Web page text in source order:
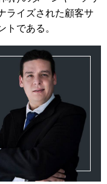
ライズされた顧客サ
である。